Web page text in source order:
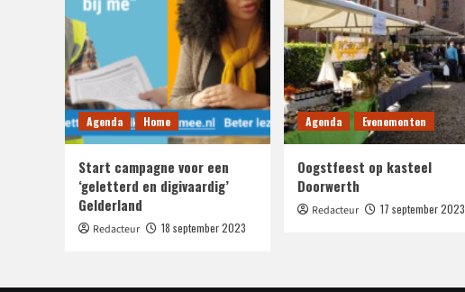
Agenda Home
Start campagne voor een
‘geletterd en digivaardig’
Gelderland
Redacteur 18 september 2023
Agenda Evenementen
Oogstfeest op kasteel
Doorwerth
Redacteur 17 september 2023